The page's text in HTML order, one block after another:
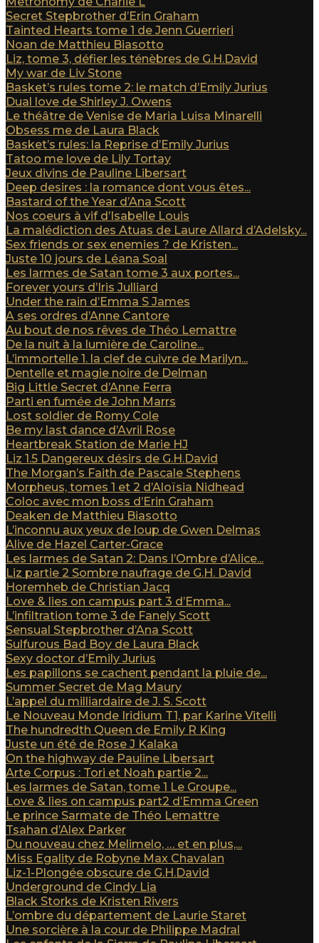
Secret Stepbrother d’Erin Graham
Tainted Hearts tome 1 de Jenn Guerrieri
Noan de Matthieu Biasotto
Liz, tome 3, défier les ténèbres de G.H.David
My war de Liv Stone
Basket’s rules tome 2: le match d’Emily Jurius
Dual love de Shirley J. Owens
Le théâtre de Venise de Maria Luisa Minarelli
Obsess me de Laura Black
Basket’s rules: la Reprise d’Emily Jurius
Tatoo me love de Lily Tortay
Jeux divins de Pauline Libersart
Deep desires : la romance dont vous êtes...
Bastard of the Year d’Ana Scott
Nos coeurs à vif d’Isabelle Louis
La malédiction des Atuas de Laure Allard d’Adelsky...
Sex friends or sex enemies ? de Kristen...
Juste 10 jours de Léana Soal
Les larmes de Satan tome 3 aux portes...
Forever yours d’Iris Julliard
Under the rain d’Emma S James
A ses ordres d’Anne Cantore
Au bout de nos rêves de Théo Lemattre
De la nuit à la lumière de Caroline...
L’immortelle 1. la clef de cuivre de Marilyn...
Dentelle et magie noire de Delman
Big Little Secret d’Anne Ferra
Parti en fumée de John Marrs
Lost soldier de Romy Cole
Be my last dance d’Avril Rose
Heartbreak Station de Marie HJ
Liz 1.5 Dangereux désirs de G.H.David
The Morgan’s Faith de Pascale Stephens
Morpheus, tomes 1 et 2 d’Aloïsia Nidhead
Coloc avec mon boss d’Erin Graham
Deaken de Matthieu Biasotto
L’inconnu aux yeux de loup de Gwen Delmas
Alive de Hazel Carter-Grace
Les larmes de Satan 2: Dans l’Ombre d’Alice...
Liz partie 2 Sombre naufrage de G.H. David
Horemheb de Christian Jacq
Love & lies on campus part 3 d’Emma...
L’infiltration tome 3 de Fanely Scott
Sensual Stepbrother d’Ana Scott
Sulfurous Bad Boy de Laura Black
Sexy doctor d’Emily Jurius
Les papillons se cachent pendant la pluie de...
Summer Secret de Mag Maury
L’appel du milliardaire de J. S. Scott
Le Nouveau Monde Iridium T1, par Karine Vitelli
The hundredth Queen de Emily R King
Juste un été de Rose J Kalaka
On the highway de Pauline Libersart
Arte Corpus : Tori et Noah partie 2...
Les larmes de Satan, tome 1 Le Groupe...
Love & lies on campus part2 d’Emma Green
Le prince Sarmate de Théo Lemattre
Tsahan d’Alex Parker
Du nouveau chez Melimelo, … et en plus,...
Miss Egality de Robyne Max Chavalan
Liz-1-Plongée obscure de G.H.David
Underground de Cindy Lia
Black Storks de Kristen Rivers
L’ombre du département de Laurie Staret
Une sorcière à la cour de Philippe Madral